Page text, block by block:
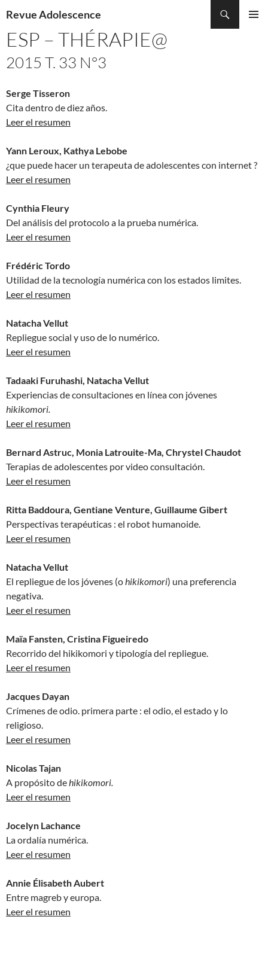
Revue Adolescence
AU
CONTENU
ESP – THÉRAPIE@
2015 T. 33 N°3
Serge Tisseron
Cita dentro de diez años.
Leer el resumen
Yann Leroux, Kathya Lebobe
¿que puede hacer un terapeuta de adolescentes con internet ?
Leer el resumen
Cynthia Fleury
Del análisis del protocolo a la prueba numérica.
Leer el resumen
Frédéric Tordo
Utilidad de la tecnología numérica con los estados limites.
Leer el resumen
Natacha Vellut
Repliegue social y uso de lo numérico.
Leer el resumen
Tadaaki Furuhashi, Natacha Vellut
Experiencias de consultaciones en línea con jóvenes
hikikomori.
Leer el resumen
Bernard Astruc, Monia Latrouite-Ma, Chrystel Chaudot
Terapias de adolescentes por video consultación.
Leer el resumen
Ritta Baddoura, Gentiane Venture, Guillaume Gibert
Perspectivas terapéuticas : el robot humanoide.
Leer el resumen
Natacha Vellut
El repliegue de los jóvenes (ohikikomori) una preferencia
negativa.
Leer el resumen
Maïa Fansten, Cristina Figueiredo
Recorrido del hikikomori y tipología del repliegue.
Leer el resumen
Jacques Dayan
Crímenes de odio. primera parte : el odio, el estado y lo
religioso.
Leer el resumen
Nicolas Tajan
A propósito dehikikomori.
Leer el resumen
Jocelyn Lachance
La ordalía numérica.
Leer el resumen
Annie Élisabeth Aubert
Entre magreb y europa.
Leer el resumen